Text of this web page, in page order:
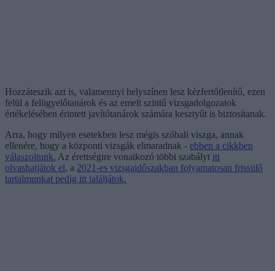
Hozzáteszik azt is, valamennyi helyszínen lesz kézfertőtlenítő, ezen
felül a felügyelőtanárok és az emelt szintű vizsgadolgozatok
értékelésében érintett javítótanárok számára kesztyűt is biztosítanak.
Arra, hogy milyen esetekben lesz mégis szóbali viszga, annak
ellenére, hogy a központi vizsgák elmaradnak - ebben a cikkben
válaszoltunk. Az érettségire vonatkozó többi szabályt itt
olvashatjátok el, a 2021-es vizsgaidőszakban folyamatosan frissülő
tartalmunkat pedig itt találjátok.